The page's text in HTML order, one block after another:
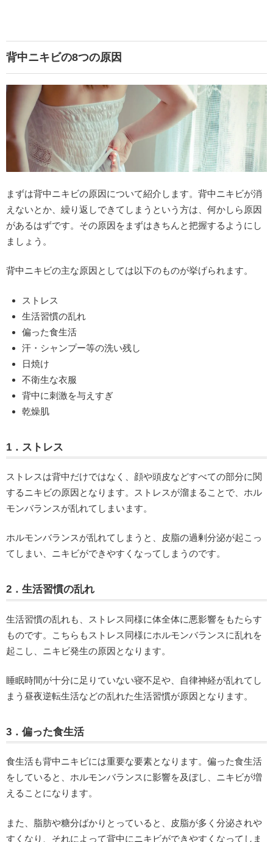
背中ニキビの8つの原因
まずは背中ニキビの原因について紹介します。背中ニキビが消
えないとか、繰り返しできてしまうという方は、何かしら原因
があるはずです。その原因をまずはきちんと把握するようにし
ましょう。
背中ニキビの主な原因としては以下のものが挙げられます。
ストレス
生活習慣の乱れ
偏った食生活
汗・シャンプー等の洗い残し
日焼け
不衛生な衣服
背中に刺激を与えすぎ
乾燥肌
1．ストレス
ストレスは背中だけではなく、顔や頭皮などすべての部分に関
するニキビの原因となります。ストレスが溜まることで、ホル
モンバランスが乱れてしまいます。
ホルモンバランスが乱れてしまうと、皮脂の過剰分泌が起こっ
てしまい、ニキビができやすくなってしまうのです。
2．生活習慣の乱れ
生活習慣の乱れも、ストレス同様に体全体に悪影響をもたらす
ものです。こちらもストレス同様にホルモンバランスに乱れを
起こし、ニキビ発生の原因となります。
睡眠時間が十分に足りていない寝不足や、自律神経が乱れてし
まう昼夜逆転生活などの乱れた生活習慣が原因となります。
3．偏った食生活
食生活も背中ニキビには重要な要素となります。偏った食生活
をしていると、ホルモンバランスに影響を及ぼし、ニキビが増
えることになります。
また、脂肪や糖分ばかりとっていると、皮脂が多く分泌されや
すくなり、それによって背中にニキビができやすくなってしま